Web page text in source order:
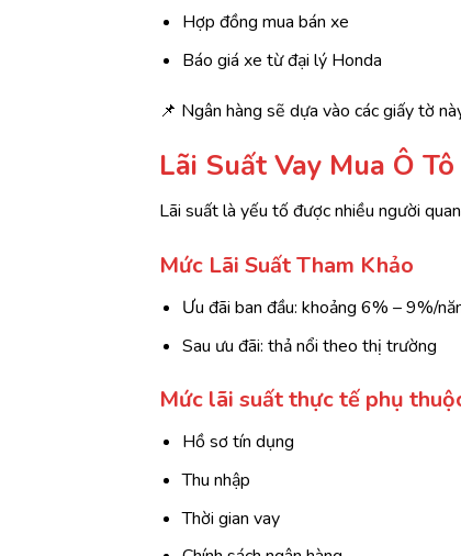
Hợp đồng mua bán xe
Báo giá xe từ đại lý Honda
📌 Ngân hàng sẽ dựa vào các giấy tờ
Lãi Suất Vay Mua Ô
Lãi suất là yếu tố được nhiều người
Mức Lãi Suất Tham Khảo
Ưu đãi ban đầu: khoảng 6% – 9%/
Sau ưu đãi: thả nổi theo thị trường
Mức lãi suất thực tế phụ
Hồ sơ tín dụng
Thu nhập
Thời gian vay